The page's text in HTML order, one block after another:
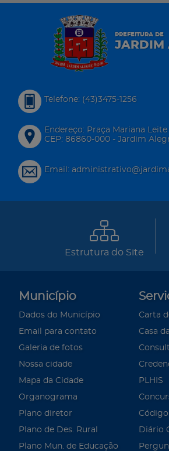
PREFEITURA DE
JARDIM
Telefone: (43)3475-1256
Endereço: Praça Mariana
CEP: 86860-000 - Jardim
Email:
Estrutura do Site
Município
Dados do Município
Email para contato
Galeria de fotos
Nossa cidade
Mapa da Cidade
Organograma
Plano diretor
Plano de Des. Rural
Plano Mun. de Educação
Carta
Casa
PLHIS
Diário